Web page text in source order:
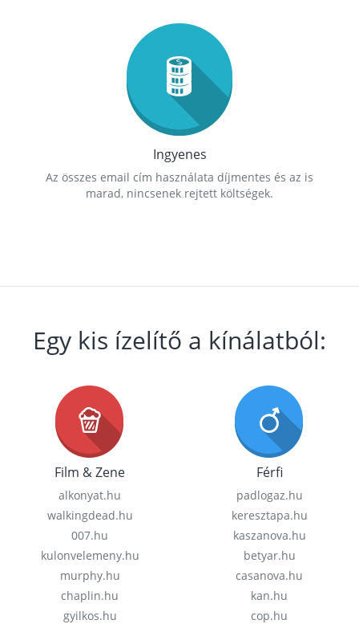
Ingyenes
Az összes email cím használata díjmentes és az is
marad, nincsenek rejtett költségek.
Egy kis ízelítő a kínálatból:
Film & Zene
alkonyat.hu
walkingdead.hu
007.hu
kulonvelemeny.hu
murphy.hu
chaplin.hu
gyilkos.hu
Férfi
padlogaz.hu
keresztapa.hu
kaszanova.hu
betyar.hu
casanova.hu
kan.hu
cop.hu